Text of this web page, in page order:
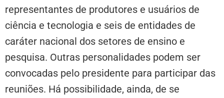
representantes de produtores e usuários de
ciência e tecnologia e seis de entidades de
caráter nacional dos setores de ensino e
pesquisa. Outras personalidades podem ser
convocadas pelo presidente para participar das
reuniões. Há possibilidade, ainda, de se